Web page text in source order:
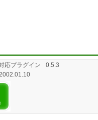
応プラグイン 0.5.3